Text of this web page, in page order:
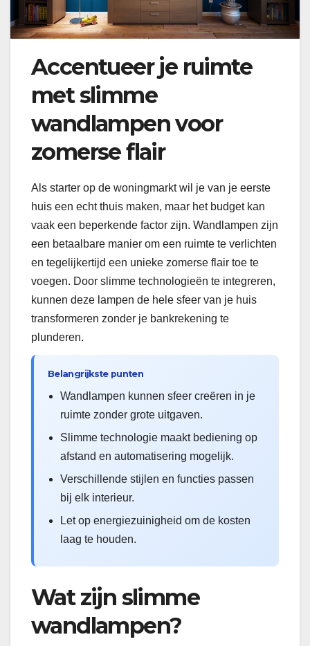
Accentueer je ruimte
met slimme
wandlampen voor
zomerse flair
Als starter op de woningmarkt wil je van je eerste
huis een echt thuis maken, maar het budget kan
vaak een beperkende factor zijn. Wandlampen zijn
een betaalbare manier om een ruimte te verlichten
en tegelijkertijd een unieke zomerse flair toe te
voegen. Door slimme technologieën te integreren,
kunnen deze lampen de hele sfeer van je huis
transformeren zonder je bankrekening te
plunderen.
Belangrijkste punten
Wandlampen kunnen sfeer creëren in je
ruimte zonder grote uitgaven.
Slimme technologie maakt bediening op
afstand en automatisering mogelijk.
Verschillende stijlen en functies passen
bij elk interieur.
Let op energiezuinigheid om de kosten
laag te houden.
Wat zijn slimme
wandlampen?